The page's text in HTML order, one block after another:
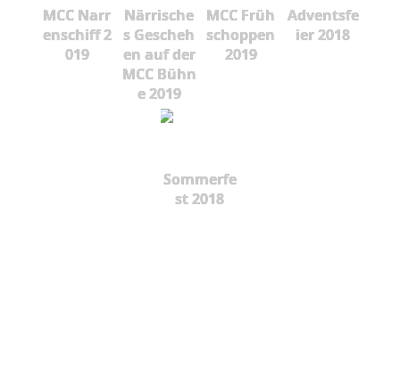
MCC Narr
enschiff 2
019
Närrische
s Gescheh
en auf der
MCC Bühn
e 2019
MCC Früh
schoppen
2019
Adventsfe
ier 2018
Sommerfe
st 2018